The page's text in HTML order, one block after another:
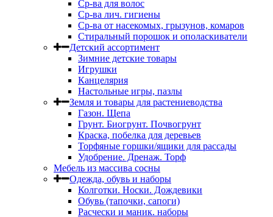
Ср-ва для волос
Ср-ва лич. гигиены
Ср-ва от насекомых, грызунов, комаров
Стиральный порошок и ополаскиватели
Детский ассортимент
Зимние детские товары
Игрушки
Канцелярия
Настольные игры, пазлы
Земля и товары для растениеводства
Газон. Щепа
Грунт. Биогрунт. Почвогрунт
Краска, побелка для деревьев
Торфяные горшки/ящики для рассады
Удобрение. Дренаж. Торф
Мебель из массива сосны
Одежда, обувь и наборы
Колготки. Носки. Дождевики
Обувь (тапочки, сапоги)
Расчески и маник. наборы